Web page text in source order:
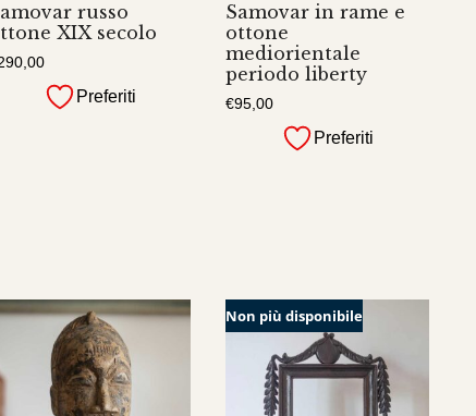
russo
XIX secolo
Preferiti
Samovar in rame e
ottone
mediorientale
periodo liberty
€95,00
Preferiti
Non più disponibile